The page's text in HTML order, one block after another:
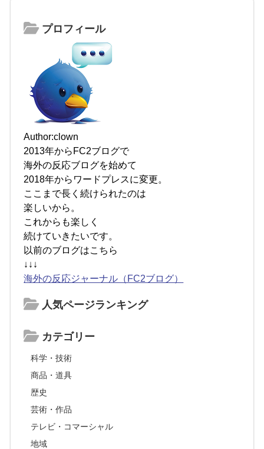
プロフィール
Author:clown
2013年からFC2ブログで
海外の反応ブログを始めて
2018年からワードプレスに変更。
ここまで長く続けられたのは
楽しいから。
これからも楽しく
続けていきたいです。
以前のブログはこちら
↓↓↓
海外の反応ジャーナル（FC2ブログ）
人気ページランキング
カテゴリー
科学・技術
商品・道具
歴史
芸術・作品
テレビ・コマーシャル
地域